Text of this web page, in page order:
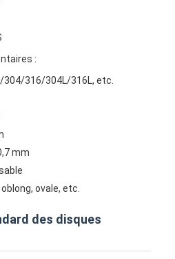
:
304/316/304L/316L, etc.
mm
ovale, etc.
des disques